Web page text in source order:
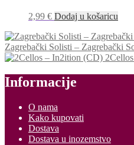
2,99 € Dodaj u košaricu
Zagrebački Solisti – Zagrebački
Informacije
O nama
Kako kupovati
Dostava
Dostava u inozemstvo